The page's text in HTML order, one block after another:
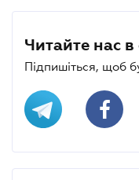
Читайте нас
Підпишіться, щоб